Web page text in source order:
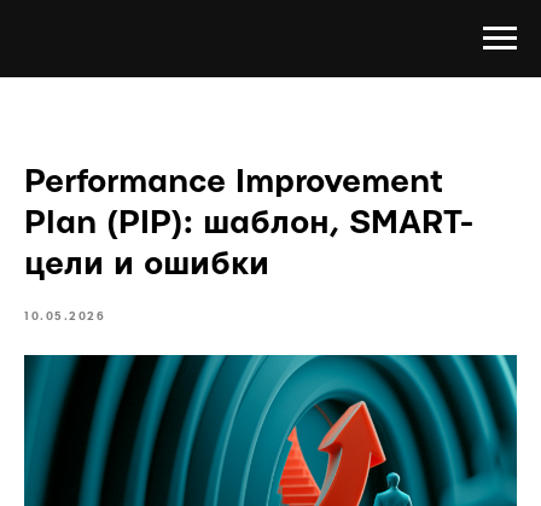
Performance Improvement
Plan (PIP): шаблон, SMART-
цели и ошибки
10.05.2026